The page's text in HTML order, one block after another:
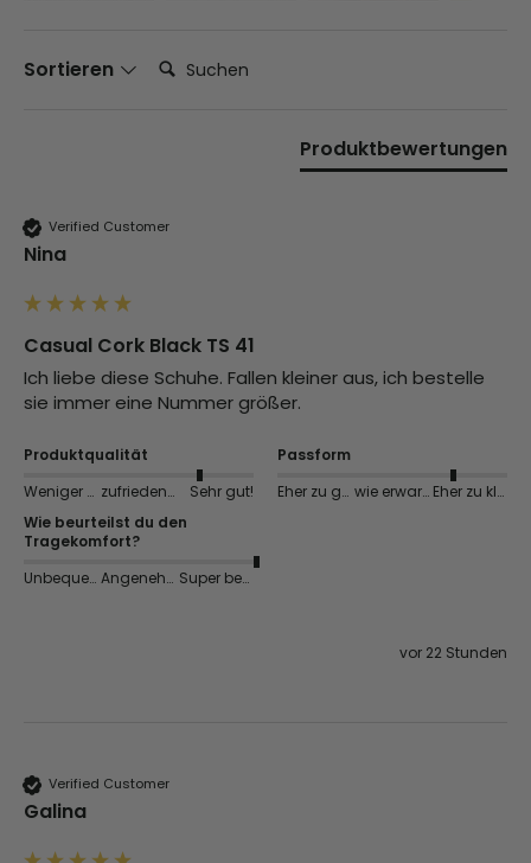
Sortieren Suchen:
Produktbewertungen
Verified Customer
Nina
Casual Cork Black TS 41
Ich liebe diese Schuhe. Fallen kleiner aus, ich bestelle
sie immer eine Nummer größer.
Produktqualität
Weniger gut
zufriedenstellend Sehr gut!
Passform
Eher zu groß
wie erwartet
Eher zu klein
Wie beurteilst du den
Tragekomfort?
Unbequem
Angenehm Super bequem
vor 22 Stunden
Verified Customer
Galina